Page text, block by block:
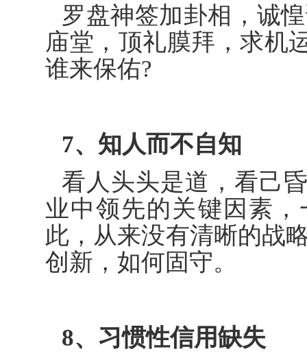
罗盘神签加卦相，诚
庙堂，顶礼膜拜，求机
谁来保佑?
7、知人而不自知
看人头头是道，看己
业中领先的关键因素
此，从来没有清晰的战
创新，如何固守。
8、习惯性信用缺失